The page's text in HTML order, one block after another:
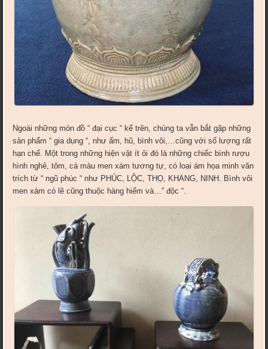
Ngoài những món đồ “ đại cục “ kể trên, chúng ta vẫn bắt gặp những
sản phẩm “ gia dụng “, như ấm, hũ, bình vôi,…cũng với số lượng rất
hạn chế. Một trong những hiện vật ít ỏi đó là những chiếc bình rượu
hình nghê, tôm, cá màu men xám tương tự, có loại ám họa minh văn
trích từ “ ngũ phúc “ như PHÚC, LỘC, THỌ, KHANG, NINH. Bình vôi
men xám có lẽ cũng thuộc hàng hiếm và…” độc “.